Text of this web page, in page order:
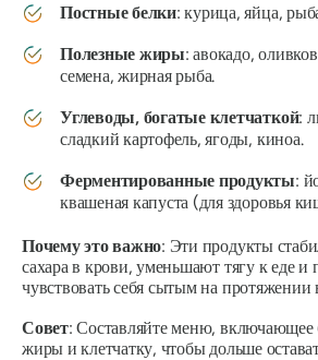
Постные белки: курица, яйца,
Полезные жиры: авокадо,
семена, жирная рыба.
Углеводы, богатые клетчаткой:
сладкий картофель, ягоды, киноа.
Ферментированные продукты:
квашеная капуста (для здоровья
Почему это важно: Эти продукты
сахара в крови, уменьшают тягу к еде и
чувствовать себя сытым на протяжении
Совет: Составляйте меню, включающее
жиры и клетчатку, чтобы дольше